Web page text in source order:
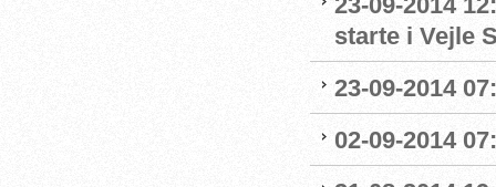
starte i Vejle
23-09-2014
02-09-2014